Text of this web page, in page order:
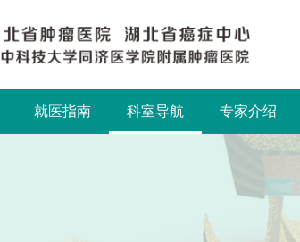
就医指南 科室导航 专家介绍